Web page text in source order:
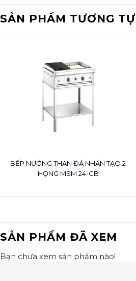
SẢN PHẨM TƯƠNG TỰ
BẾP NƯỚNG THAN ĐÁ NHÂN TẠO 2
HỌNG MSM 24-CB
SẢN PHẨM ĐÃ XEM
Bạn chưa xem sản phẩm nào!